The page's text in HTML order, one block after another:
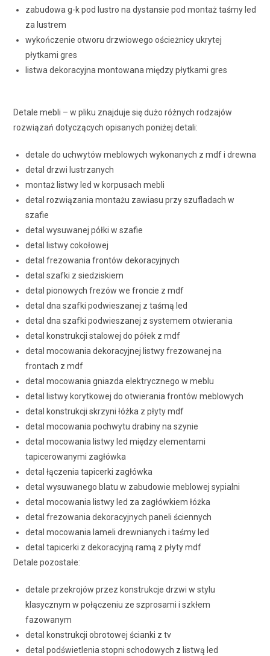
zabudowa g-k pod lustro na dystansie pod montaż taśmy led
za lustrem
wykończenie otworu drzwiowego ościeżnicy ukrytej
płytkami gres
listwa dekoracyjna montowana między płytkami gres
Detale mebli – w pliku znajduje się dużo różnych rodzajów
rozwiązań dotyczących opisanych poniżej detali:
detale do uchwytów meblowych wykonanych z mdf i drewna
detal drzwi lustrzanych
montaż listwy led w korpusach mebli
detal rozwiązania montażu zawiasu przy szufladach w
szafie
detal wysuwanej półki w szafie
detal listwy cokołowej
detal frezowania frontów dekoracyjnych
detal szafki z siedziskiem
detal pionowych frezów we froncie z mdf
detal dna szafki podwieszanej z taśmą led
detal dna szafki podwieszanej z systemem otwierania
detal konstrukcji stalowej do półek z mdf
detal mocowania dekoracyjnej listwy frezowanej na
frontach z mdf
detal mocowania gniazda elektrycznego w meblu
detal listwy korytkowej do otwierania frontów meblowych
detal konstrukcji skrzyni łóżka z płyty mdf
detal mocowania pochwytu drabiny na szynie
detal mocowania listwy led między elementami
tapicerowanymi zagłówka
detal łączenia tapicerki zagłówka
detal wysuwanego blatu w zabudowie meblowej sypialni
detal mocowania listwy led za zagłówkiem łóżka
detal frezowania dekoracyjnych paneli ściennych
detal mocowania lameli drewnianych i taśmy led
detal tapicerki z dekoracyjną ramą z płyty mdf
Detale pozostałe:
detale przekrojów przez konstrukcje drzwi w stylu
klasycznym w połączeniu ze szprosami i szkłem
fazowanym
detal konstrukcji obrotowej ścianki z tv
detal podświetlenia stopni schodowych z listwą led